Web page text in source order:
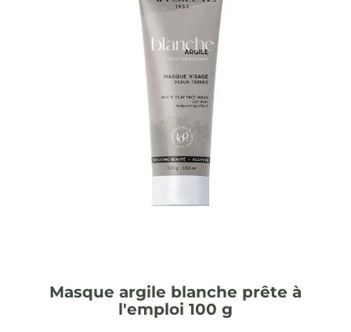
Masque argile blanche prête à
l'emploi 100 g